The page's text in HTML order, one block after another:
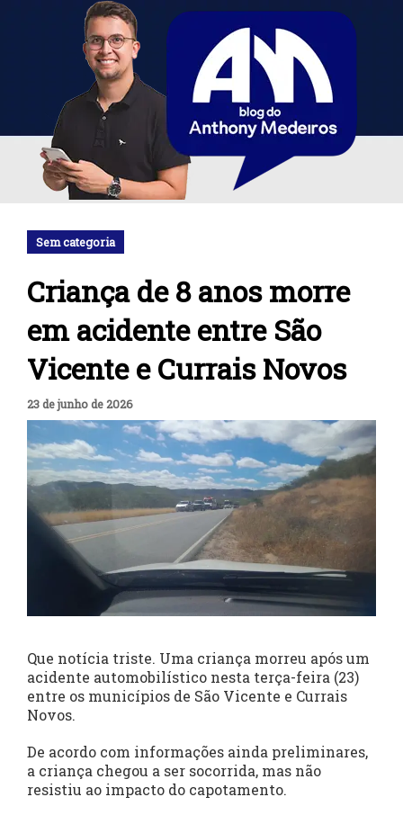
Sem categoria
Criança de 8 anos morre
em acidente entre São
Vicente e Currais Novos
23 de junho de 2026
Que notícia triste. Uma criança morreu após um
acidente automobilístico nesta terça-feira (23)
entre os municípios de São Vicente e Currais
Novos.
De acordo com informações ainda preliminares,
a criança chegou a ser socorrida, mas não
resistiu ao impacto do capotamento.